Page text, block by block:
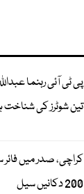
پی ٹی آئی رہنما
تین شوٹرز کی
کراچی، صدر میں
200 دکانیں سیل